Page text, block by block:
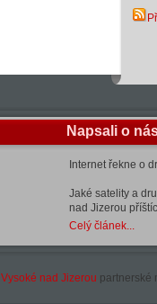
Napsali o
Internet řekne o
Jaké satelity a
nad Jizerou
Celý článek...
Vysoké nad Jizerou partnerské